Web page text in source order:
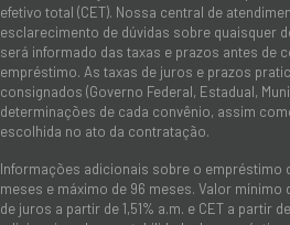
efetivo total (CET). Nossa central de
esclarecimento de dúvidas sobre quaisquer
será informado das taxas e prazos antes de
empréstimo. As taxas de juros e prazos
consignados (Governo Federal, Estadual,
determinações de cada convênio, assim
escolhida no ato da contratação.
Informações adicionais sobre o empréstimo
meses e máximo de 96 meses. Valor mínimo
de juros a partir de 1,51% a.m. e CET a partir